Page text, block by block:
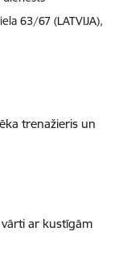
63/67 (LATVIJA),
trenažieris un
ar kustīgām